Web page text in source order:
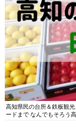
高知県民の台所＆鉄板観
ードまで なんでもそろう